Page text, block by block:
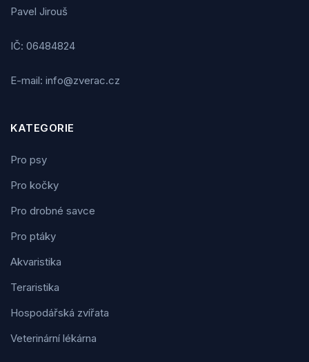
Pavel Jirouš
IČ: 06484824
E-mail: info@zverac.cz
KATEGORIE
Pro psy
Pro kočky
Pro drobné savce
Pro ptáky
Akvaristika
Teraristika
Hospodářská zvířata
Veterinární lékárna